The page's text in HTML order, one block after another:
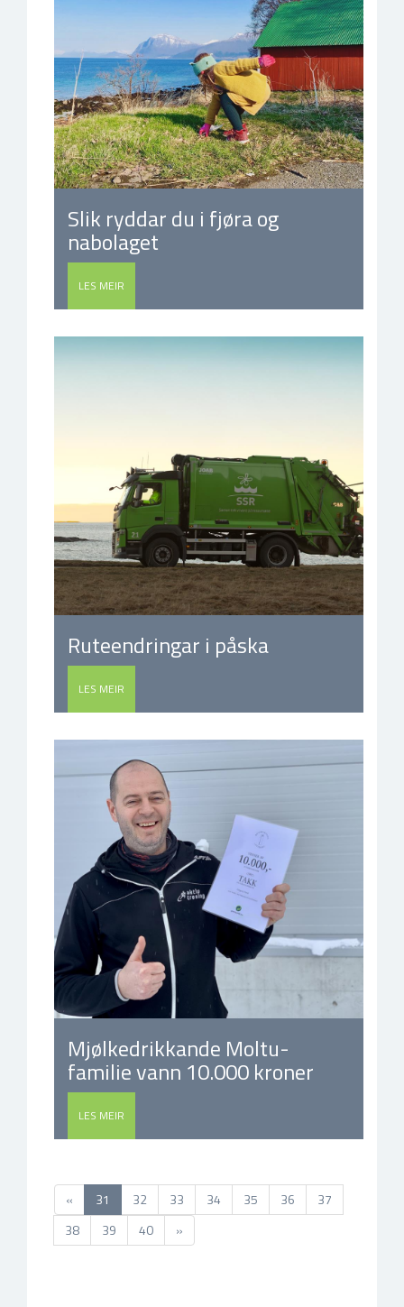
Slik ryddar du i fjøra og
nabolaget
LES MEIR
Ruteendringar i påska
LES MEIR
Mjølkedrikkande Moltu-
familie vann 10.000 kroner
LES MEIR
« 31 (current)
32 33 34 35 36
37
38
39 40 »